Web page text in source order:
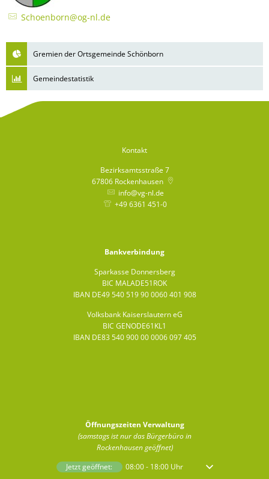
Schoenborn@og-nl.de
Gremien der Ortsgemeinde Schönborn
Gemeindestatistik
Kontakt
Bezirksamtsstraße 7
67806 Rockenhausen
info@vg-nl.de
+49 6361 451-0
Bankverbindung
Sparkasse Donnersberg
BIC MALADE51ROK
IBAN DE49 540 519 90 0060 401 908
Volksbank Kaiserslautern eG
BIC GENODE61KL1
IBAN DE83 540 900 00 0006 097 405
Öffnungszeiten Verwaltung
(samstags ist nur das Bürgerbüro in
Rockenhausen geöffnet)
Klicken, um weitere Öffnungs- oder Schließzeiten auszublenden
Jetzt geöffnet: 08:00- 18:00Uhr Von 08:00 bis 18:00